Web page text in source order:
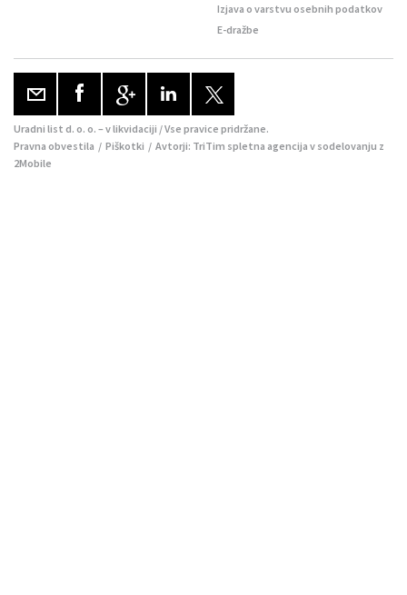
Izjava o varstvu osebnih podatkov
E-dražbe
Uradni list d. o. o. – v likvidaciji / Vse pravice pridržane.
Pravna obvestila / Piškotki / Avtorji: TriTim spletna agencija v sodelovanju z
2Mobile